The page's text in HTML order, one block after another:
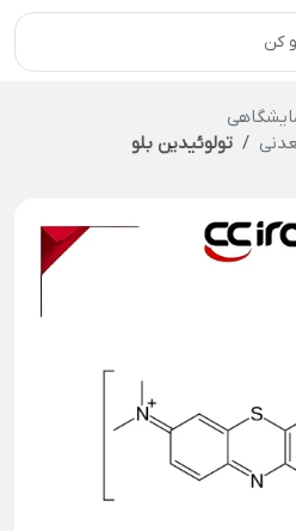
تولوئیدین بلو